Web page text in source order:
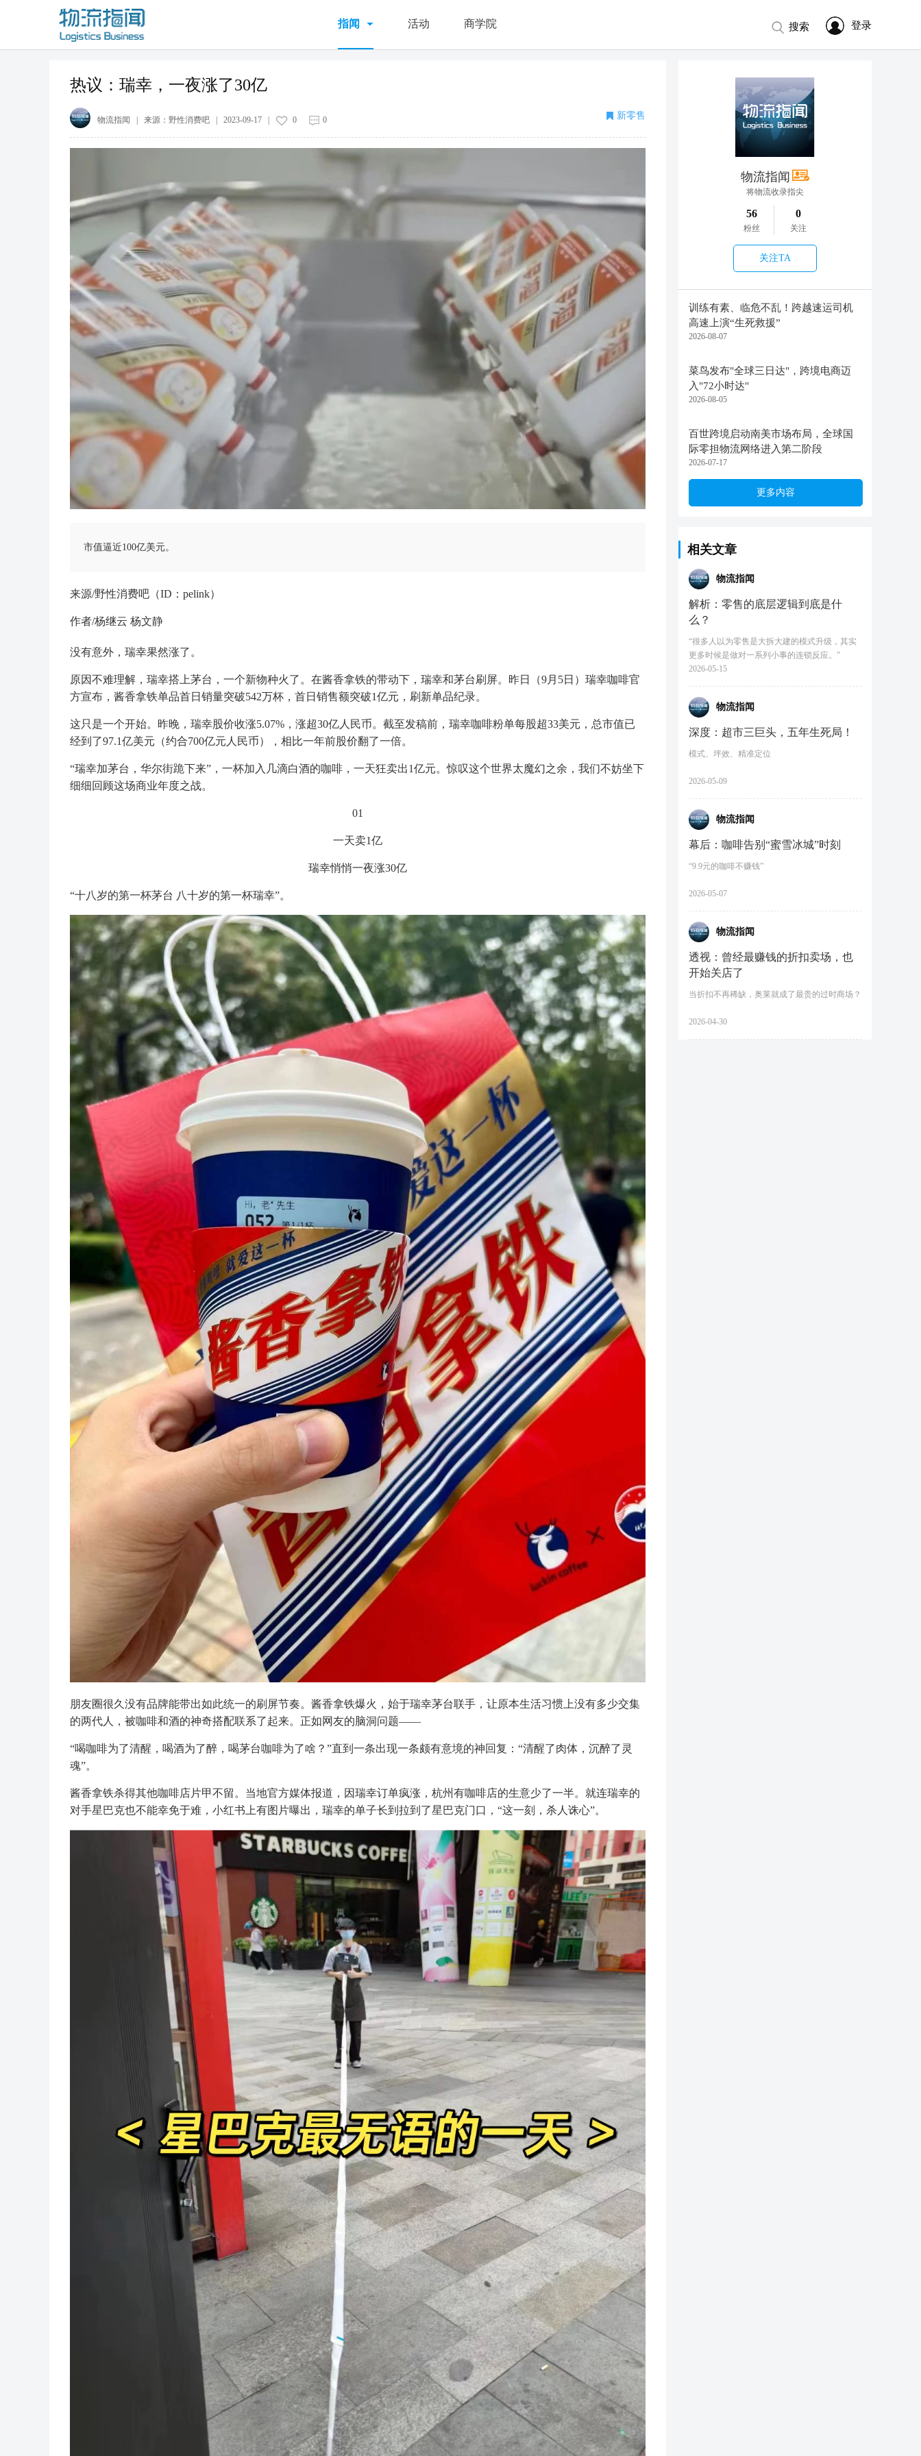
指闻 活动 商学院 登录
搜索
物流指闻
将物流收录指尖
56
粉丝
0
关注
关注TA
训练有素、临危不乱！跨越速运司机
高速上演“生死救援”
2026-08-07
菜鸟发布"全球三日达"，跨境电商迈
入"72小时达"
2026-08-05
百世跨境启动南美市场布局，全球国
际零担物流网络进入第二阶段
2026-07-17
更多内容
相关文章
物流指闻
解析：零售的底层逻辑到底是什
么？
“很多人以为零售是大拆大建的模式升级，其实
更多时候是做对一系列小事的连锁反应。”
2026-05-15
物流指闻
深度：超市三巨头，五年生死局！
模式、坪效、精准定位
2026-05-09
物流指闻
幕后：咖啡告别“蜜雪冰城”时刻
“9.9元的咖啡不赚钱”
2026-05-07
物流指闻
透视：曾经最赚钱的折扣卖场，也
开始关店了
当折扣不再稀缺，奥莱就成了最贵的过时商场？
2026-04-30
热议：瑞幸，一夜涨了30亿
物流指闻 | 来源： 野性消费吧 2023-09-17 0 0 新零售
市值逼近100亿美元。
来源/野性消费吧（ID：pelink）
作者/杨继云 杨文静
没有意外，瑞幸果然涨了。
原因不难理解，瑞幸搭上茅台，一个新物种火了。在酱香拿铁的带动下，瑞幸和茅台刷屏。昨日（9月5日）瑞幸咖啡官
方宣布，酱香拿铁单品首日销量突破542万杯，首日销售额突破1亿元，刷新单品纪录。
这只是一个开始。昨晚，瑞幸股价收涨5.07%，涨超30亿人民币。截至发稿前，瑞幸咖啡粉单每股超33美元，总市值已
经到了97.1亿美元（约合700亿元人民币），相比一年前股价翻了一倍。
“瑞幸加茅台，华尔街跪下来”，一杯加入几滴白酒的咖啡，一天狂卖出1亿元。惊叹这个世界太魔幻之余，我们不妨坐下
细细回顾这场商业年度之战。
01
一天卖1亿
瑞幸悄悄一夜涨30亿
“十八岁的第一杯茅台 八十岁的第一杯瑞幸”。
朋友圈很久没有品牌能带出如此统一的刷屏节奏。酱香拿铁爆火，始于瑞幸茅台联手，让原本生活习惯上没有多少交集
的两代人，被咖啡和酒的神奇搭配联系了起来。正如网友的脑洞问题——
“喝咖啡为了清醒，喝酒为了醉，喝茅台咖啡为了啥？”直到一条出现一条颇有意境的神回复：“清醒了肉体，沉醉了灵
魂”。
酱香拿铁杀得其他咖啡店片甲不留。当地官方媒体报道，因瑞幸订单疯涨，杭州有咖啡店的生意少了一半。就连瑞幸的
对手星巴克也不能幸免于难，小红书上有图片曝出，瑞幸的单子长到拉到了星巴克门口，“这一刻，杀人诛心”。